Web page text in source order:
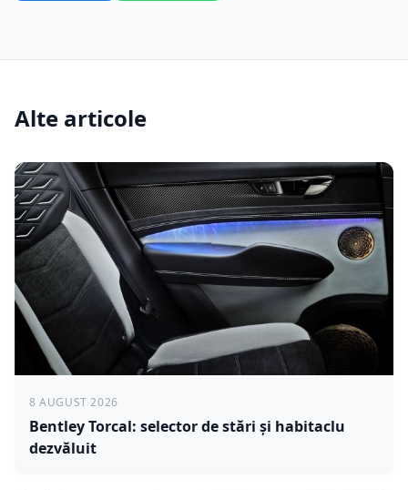
Alte articole
8 AUGUST 2026
Bentley Torcal: selector de stări și habitaclu
dezvăluit